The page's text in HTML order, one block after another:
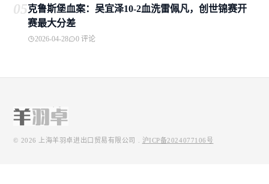
05克鲁斯堡血案：吴宜泽10-2血洗雷佩凡，创世锦赛开
赛最大分差
2026-04-28 0 评论
© 2026 上海羊羽卓进出口贸易有限公司 沪ICP备2024077106号